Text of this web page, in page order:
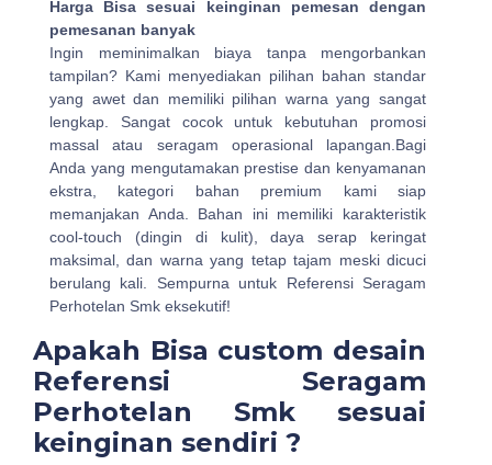
Harga Bisa sesuai keinginan pemesan dengan
pemesanan banyak
Ingin meminimalkan biaya tanpa mengorbankan
tampilan? Kami menyediakan pilihan bahan standar
yang awet dan memiliki pilihan warna yang sangat
lengkap. Sangat cocok untuk kebutuhan promosi
massal atau seragam operasional lapangan.Bagi
Anda yang mengutamakan prestise dan kenyamanan
ekstra, kategori bahan premium kami siap
memanjakan Anda. Bahan ini memiliki karakteristik
cool-touch (dingin di kulit), daya serap keringat
maksimal, dan warna yang tetap tajam meski dicuci
berulang kali. Sempurna untuk Referensi Seragam
Perhotelan Smk eksekutif!
Apakah Bisa custom desain
Referensi Seragam
Perhotelan Smk sesuai
keinginan sendiri ?